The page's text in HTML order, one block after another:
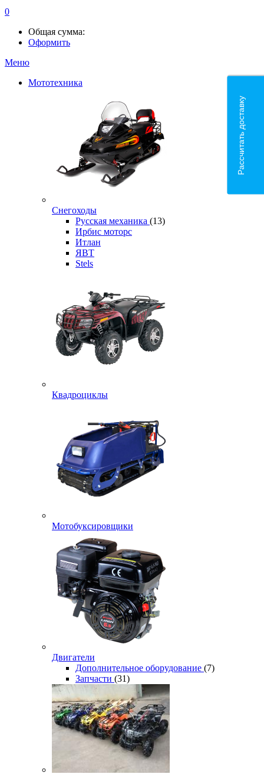
0
Общая сумма:
Оформить
Меню
Мототехника
Снегоходы
Русская механика (13)
Ирбис моторс
Итлан
ЯВТ
Stels
Квадроциклы
Мотобуксировщики
Двигатели
Дополнительное оборудование (7)
Запчасти (31)
Рассчитать доставку